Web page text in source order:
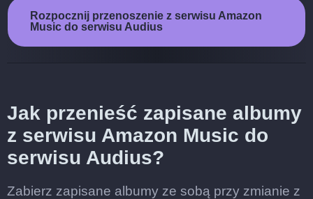
Rozpocznij przenoszenie z serwisu Amazon
Music do serwisu Audius
Jak przenieść zapisane albumy
z serwisu Amazon Music do
serwisu Audius?
Zabierz zapisane albumy ze sobą przy zmianie z